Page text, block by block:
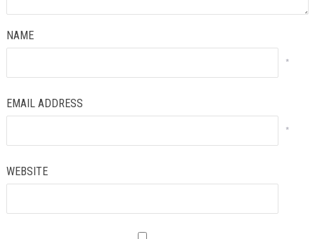
NAME
*
EMAIL ADDRESS
*
WEBSITE